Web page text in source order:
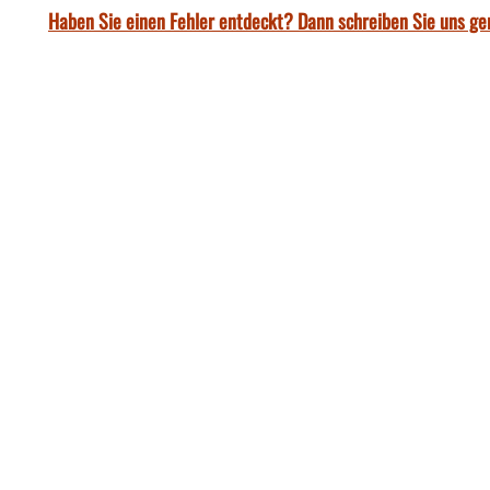
Haben Sie einen Fehler entdeckt? Dann schreiben Sie uns